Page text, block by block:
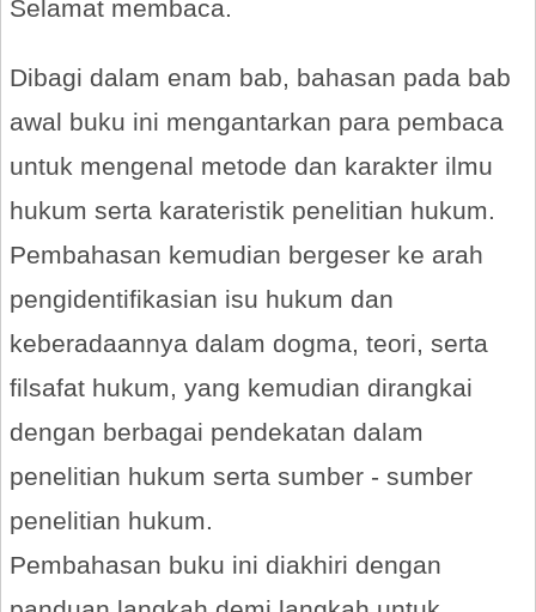
Selamat membaca.
Dibagi dalam enam bab, bahasan pada bab
awal buku ini mengantarkan para pembaca
untuk mengenal metode dan karakter ilmu
hukum serta karateristik penelitian hukum.
Pembahasan kemudian bergeser ke arah
pengidentifikasian isu hukum dan
keberadaannya dalam dogma, teori, serta
filsafat hukum, yang kemudian dirangkai
dengan berbagai pendekatan dalam
penelitian hukum serta sumber - sumber
penelitian hukum.
Pembahasan buku ini diakhiri dengan